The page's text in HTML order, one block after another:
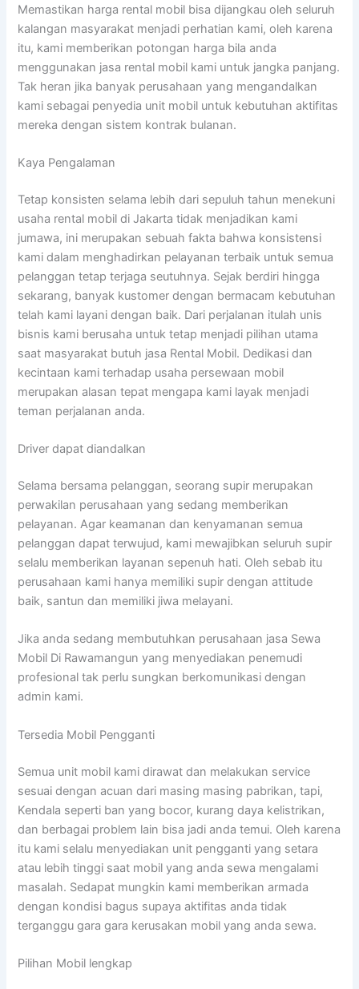
Memastikan harga rental mobil bisa dijangkau oleh seluruh
kalangan masyarakat menjadi perhatian kami, oleh karena
itu, kami memberikan potongan harga bila anda
menggunakan jasa rental mobil kami untuk jangka panjang.
Tak heran jika banyak perusahaan yang mengandalkan
kami sebagai penyedia unit mobil untuk kebutuhan aktifitas
mereka dengan sistem kontrak bulanan.
Kaya Pengalaman
Tetap konsisten selama lebih dari sepuluh tahun menekuni
usaha rental mobil di Jakarta tidak menjadikan kami
jumawa, ini merupakan sebuah fakta bahwa konsistensi
kami dalam menghadirkan pelayanan terbaik untuk semua
pelanggan tetap terjaga seutuhnya. Sejak berdiri hingga
sekarang, banyak kustomer dengan bermacam kebutuhan
telah kami layani dengan baik. Dari perjalanan itulah unis
bisnis kami berusaha untuk tetap menjadi pilihan utama
saat masyarakat butuh jasa Rental Mobil. Dedikasi dan
kecintaan kami terhadap usaha persewaan mobil
merupakan alasan tepat mengapa kami layak menjadi
teman perjalanan anda.
Driver dapat diandalkan
Selama bersama pelanggan, seorang supir merupakan
perwakilan perusahaan yang sedang memberikan
pelayanan. Agar keamanan dan kenyamanan semua
pelanggan dapat terwujud, kami mewajibkan seluruh supir
selalu memberikan layanan sepenuh hati. Oleh sebab itu
perusahaan kami hanya memiliki supir dengan attitude
baik, santun dan memiliki jiwa melayani.
Jika anda sedang membutuhkan perusahaan jasa Sewa
Mobil Di Rawamangun yang menyediakan penemudi
profesional tak perlu sungkan berkomunikasi dengan
admin kami.
Tersedia Mobil Pengganti
Semua unit mobil kami dirawat dan melakukan service
sesuai dengan acuan dari masing masing pabrikan, tapi,
Kendala seperti ban yang bocor, kurang daya kelistrikan,
dan berbagai problem lain bisa jadi anda temui. Oleh karena
itu kami selalu menyediakan unit pengganti yang setara
atau lebih tinggi saat mobil yang anda sewa mengalami
masalah. Sedapat mungkin kami memberikan armada
dengan kondisi bagus supaya aktifitas anda tidak
terganggu gara gara kerusakan mobil yang anda sewa.
Pilihan Mobil lengkap